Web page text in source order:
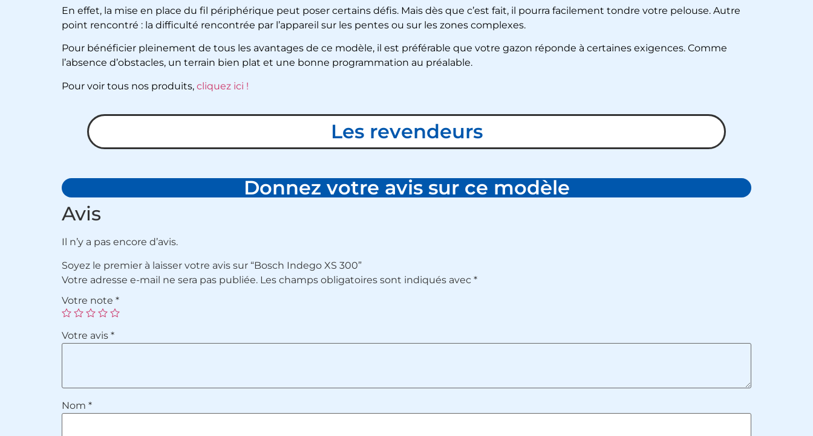
En effet, la mise en place du fil périphérique peut poser certains défis. Mais dès que c’est fait, il pourra facilement tondre votre pelouse. Autre
point rencontré : la difficulté rencontrée par l’appareil sur les pentes ou sur les zones complexes.
Pour bénéficier pleinement de tous les avantages de ce modèle, il est préférable que votre gazon réponde à certaines exigences. Comme
l’absence d’obstacles, un terrain bien plat et une bonne programmation au préalable.
Pour voir tous nos produits, cliquez ici !
Les revendeurs
Donnez votre avis sur ce modèle
Avis
Il n’y a pas encore d’avis.
Soyez le premier à laisser votre avis sur “Bosch Indego XS 300”
Votre adresse e-mail ne sera pas publiée. Les champs obligatoires sont indiqués avec *
Votre note *
Votre avis *
Nom *